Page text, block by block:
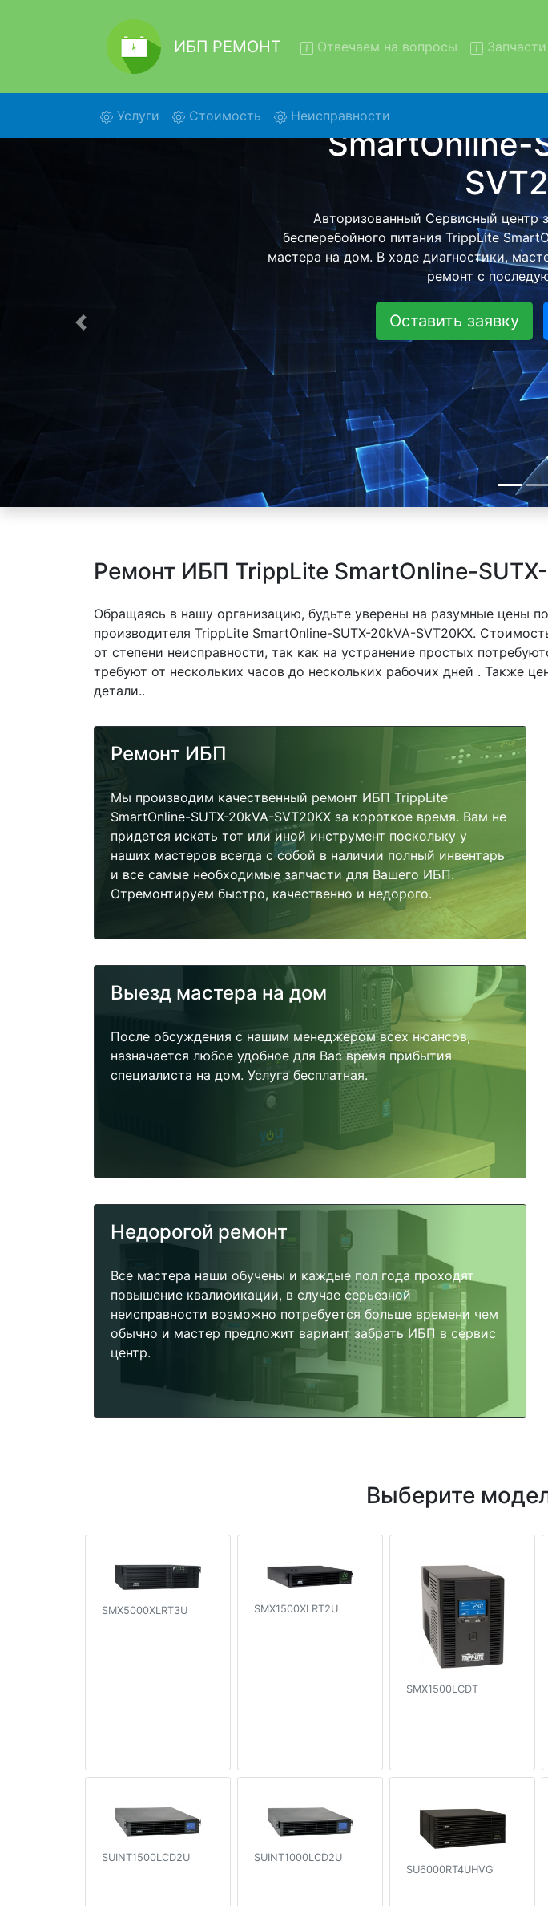
ИБП РЕМОНТ Отвечаем на вопросы
Услуги (current)Стоимость Неисправности
Ремонт ИБП
20kVA-SVT20KX
Ремонт ИБП TrippLite SmartOnline-SUTX-
центр и обратно - с помощью нашей
ИБП для дальнейшего более детального
останется неизменно при
Оставить заявку
Предыдущая
Ремонт ИБП TrippLite SmartOnline-
Обращаясь в нашу организацию, будьте уверены на разумные цены
производителя TrippLite SmartOnline-SUTX-20kVA-SVT20KX.
от степени неисправности, так как на устранение простых
требуют от нескольких часов до нескольких рабочих дней . Также
детали..
Ремонт ИБП
Мы производим качественный ремонт ИБП TrippLite
SmartOnline-SUTX-20kVA-SVT20KX за короткое время. Вам не
придется искать тот или иной инструмент поскольку у
наших мастеров всегда с собой в наличии полный инвентарь
и все самые необходимые запчасти для Вашего ИБП.
Отремонтируем быстро, качественно и недорого.
Выезд мастера на дом
После обсуждения с нашим менеджером всех нюансов,
назначается любое удобное для Вас время прибытия
специалиста на дом. Услуга бесплатная.
Недорогой ремонт
Все мастера наши обучены и каждые пол года проходят
повышение квалификации, в случае серьезной
неисправности возможно потребуется больше времени чем
обычно и мастер предложит вариант забрать ИБП в сервис
центр.
Выберите
SMX5000XLRT3U SMX1500XLRT2U
SMX1500LCDT
SUINT1500LCD2U
SUINT1000LCD2U
SU6000RT4UHVG